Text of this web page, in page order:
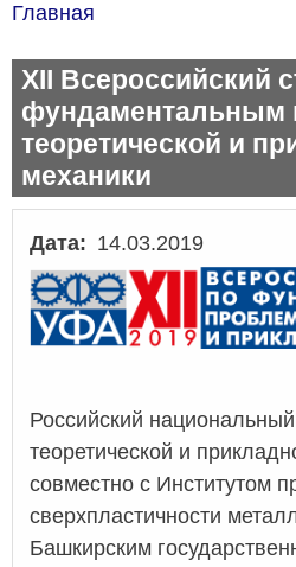
Главная
XII Всероссийский
фундаментальным
теоретической и
механики
Дата 14.03.2019
Российский
теоретической и
совместно с Институтом
сверхпластичности
Башкирским